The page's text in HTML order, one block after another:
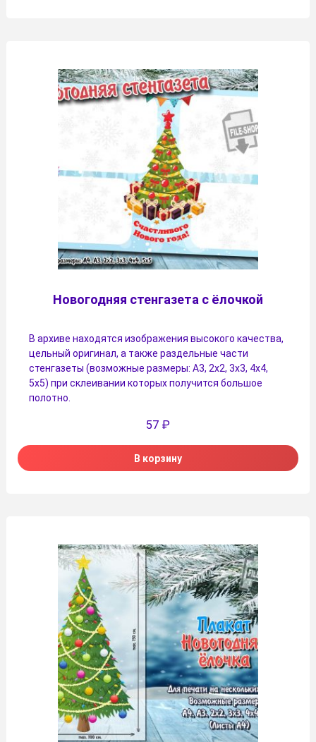
Новогодняя стенгазета с ёлочкой
В архиве находятся изображения высокого качества,
цельный оригинал, а также раздельные части
стенгазеты (возможные размеры: А3, 2х2, 3х3, 4х4,
5х5) при склеивании которых получится большое
полотно.
57 ₽
В корзину